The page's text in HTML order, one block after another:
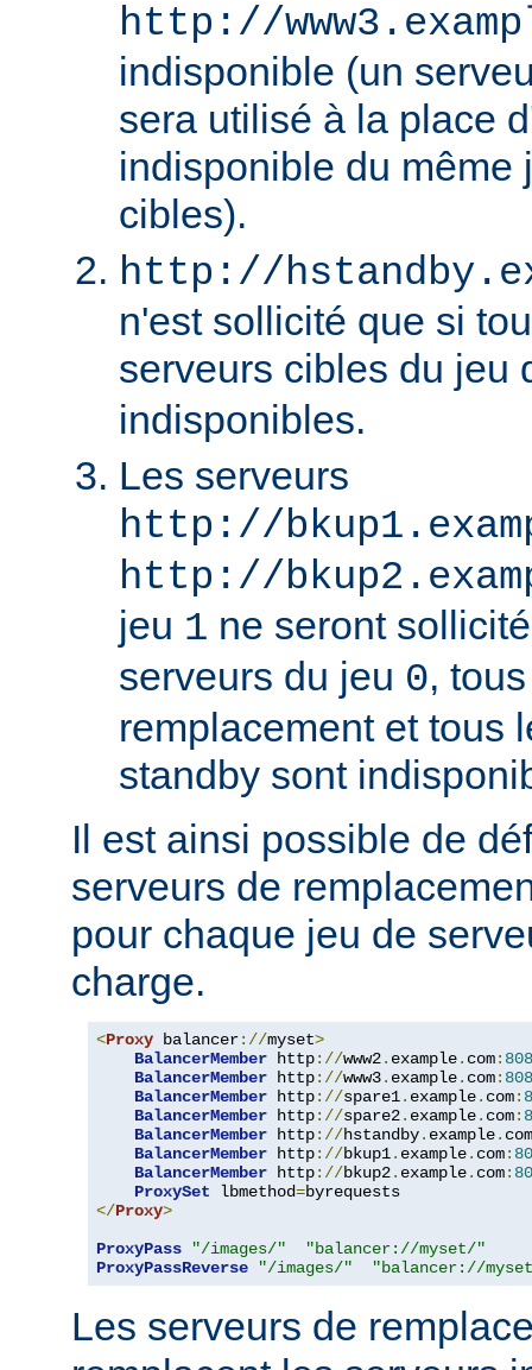
http://
indisponible (un
sera utilisé à la place
indisponible du même
cibles).
http://
n'est sollicité que si
serveurs cibles du jeu
indisponibles.
Les serveurs
http://
http://
jeu 1 ne seront
serveurs du jeu 0,
remplacement et tous
standby sont
Il est ainsi possible de
serveurs de
pour chaque jeu de
charge.
<Proxy balancer://myset>
BalancerMember http://www2. example. com:
BalancerMember http://www3. example. com:
BalancerMember http://spare1. example. com:
BalancerMember http://spare2. example. com:
BalancerMember http://hstandby. example. com
BalancerMember http://bkup1. example. com:
BalancerMember http://bkup2. example. com:
ProxySet lbmethod=
</Proxy>
ProxyPass
"/images/"
"balancer://myset/"
ProxyPassReverse
"/images/" "balancer://
Les serveurs de